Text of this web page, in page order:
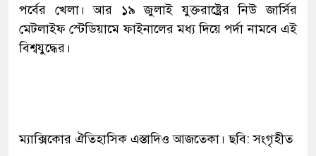
পর্বের খেলা। আর ১৯ জুলাই যুক্তরাষ্ট্রের নিউ জার্সির
মেটলাইফ স্টেডিয়ামে ফাইনালের মধ্য দিয়ে পর্দা নামবে এই
বিশ্বযুদ্ধের।
ম্যাক্সিকোর ঐতিহাসিক এস্তাদিও আজতেকা। ছবি: সংগৃহীত